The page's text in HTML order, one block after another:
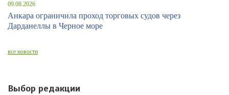
09.08.2026
Анкара ограничила проход торговых судов через
Дарданеллы в Черное море
все новости
Выбор редакции